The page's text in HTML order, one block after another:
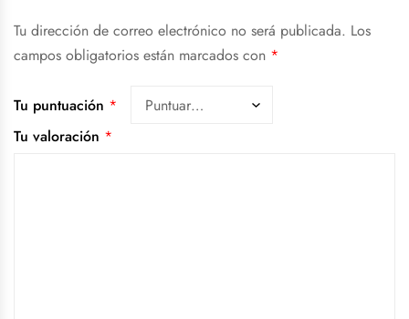
Tu dirección de correo electrónico no será publicada. Los
campos obligatorios están marcados con *
Tu puntuación *
Tu valoración *